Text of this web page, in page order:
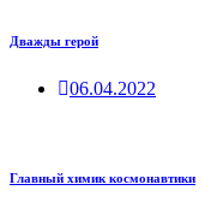
Дважды герой
06.04.2022
Главный химик космонавтики